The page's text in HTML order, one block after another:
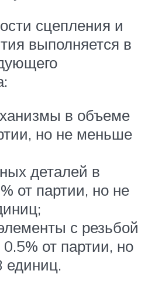
сцепления и
выполняется в
в объеме
но не меньше
деталей в
от партии, но не
с резьбой
от партии, но
единиц.